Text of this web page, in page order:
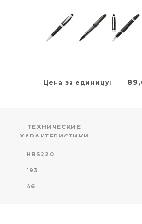
Цена за единицу:
ТЕХНИЧЕСКИЕ
ХАРАКТЕРИСТИКИ
HBS220
193
46